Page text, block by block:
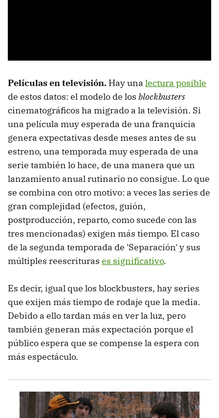
Películas en televisión. Hay una lectura posible
de estos datos: el modelo de los blockbusters
cinematográficos ha migrado a la televisión. Si
una película muy esperada de una franquicia
genera expectativas desde meses antes de su
estreno, una temporada muy esperada de una
serie también lo hace, de una manera que un
lanzamiento anual rutinario no consigue. Lo que
se combina con otro motivo: a veces las series de
gran complejidad (efectos, guión,
postproducción, reparto, como sucede con las
tres mencionadas) exigen más tiempo. El caso
de la segunda temporada de 'Separación' y sus
múltiples reescrituras es significativo.
Es decir, igual que los blockbusters, hay series
que exijen más tiempo de rodaje que la media.
Debido a ello tardan más en ver la luz, pero
también generan más expectación porque el
público espera que se compense la espera con
más espectáculo.